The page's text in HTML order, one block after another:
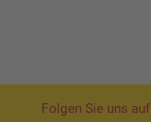
Folgen Sie uns auf